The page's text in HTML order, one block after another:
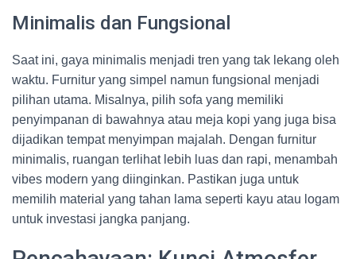
Minimalis dan Fungsional
Saat ini, gaya minimalis menjadi tren yang tak lekang oleh
waktu. Furnitur yang simpel namun fungsional menjadi
pilihan utama. Misalnya, pilih sofa yang memiliki
penyimpanan di bawahnya atau meja kopi yang juga bisa
dijadikan tempat menyimpan majalah. Dengan furnitur
minimalis, ruangan terlihat lebih luas dan rapi, menambah
vibes modern yang diinginkan. Pastikan juga untuk
memilih material yang tahan lama seperti kayu atau logam
untuk investasi jangka panjang.